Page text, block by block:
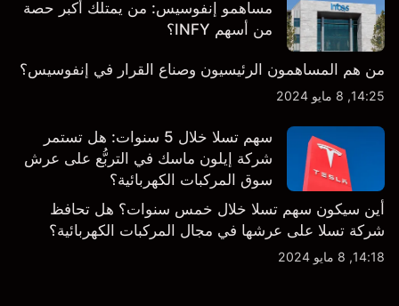
مساهمو إنفوسيس: من يمتلك أكبر حصة
من أسهم INFY؟
من هم المساهمون الرئيسيون وصناع القرار في إنفوسيس؟
14:25, 8 مايو 2024
سهم تسلا خلال 5 سنوات: هل تستمر
شركة إيلون ماسك في التربُّع على عرش
سوق المركبات الكهربائية؟
أين سيكون سهم تسلا خلال خمس سنوات؟ هل تحافظ
شركة تسلا على عرشها في مجال المركبات الكهربائية؟
14:18, 8 مايو 2024